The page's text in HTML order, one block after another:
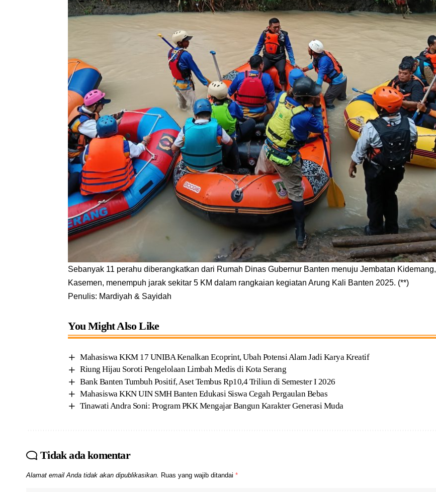
Sebanyak 11 perahu diberangkatkan dari Rumah Dinas Gubernur Banten menuju Jembatan Kidemang,
Kasemen, menempuh jarak sekitar 5 KM dalam rangkaian kegiatan Arung Kali Banten 2025. (**)
Penulis: Mardiyah & Sayidah
You Might Also Like
Mahasiswa KKM 17 UNIBA Kenalkan Ecoprint, Ubah Potensi Alam Jadi Karya Kreatif
Riung Hijau Soroti Pengelolaan Limbah Medis di Kota Serang
Bank Banten Tumbuh Positif, Aset Tembus Rp10,4 Triliun di Semester I 2026
Mahasiswa KKN UIN SMH Banten Edukasi Siswa Cegah Pergaulan Bebas
Tinawati Andra Soni: Program PKK Mengajar Bangun Karakter Generasi Muda
Tidak ada komentar
Alamat email Anda tidak akan dipublikasikan. Ruas yang wajib ditandai *